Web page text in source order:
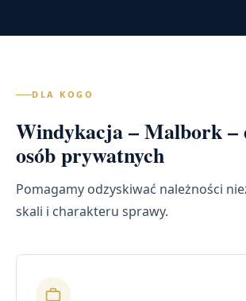
DLA KOGO
Windykacja – Malbork
osób prywatnych
Pomagamy odzyskiwać należności
skali i charakteru sprawy.